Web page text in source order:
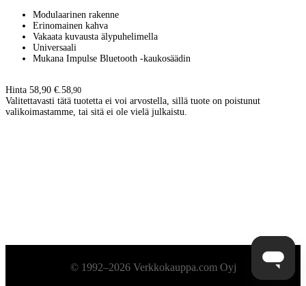
Modulaarinen rakenne
Erinomainen kahva
Vakaata kuvausta älypuhelimella
Universaali
Mukana Impulse Bluetooth -kaukosäädin
Hinta 58,90 €. 58,90
Valitettavasti tätä tuotetta ei voi arvostella, sillä tuote on poistunut
valikoimastamme, tai sitä ei ole vielä julkaistu.
Alatunniste© 1992–2026 Verkkokauppa.com Oyj